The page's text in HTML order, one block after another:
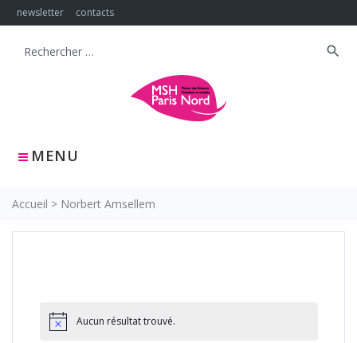
Skip
to
newsletter contacts
MENU
Search
search
Accueil > Norbert Amsellem
Aucun résultat trouvé.